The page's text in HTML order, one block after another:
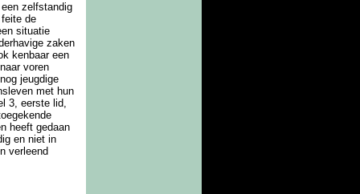
zelfstandig
de
situatie
zaken
kenbaar een
voren
jeugdige
met hun
3, eerste lid,
heeft gedaan
en niet in
verleend